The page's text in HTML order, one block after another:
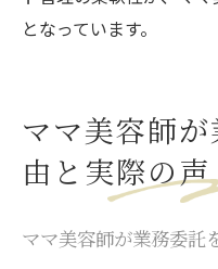
となっています。
ママ美容師
由と実際の声
ママ美容師が業務委託